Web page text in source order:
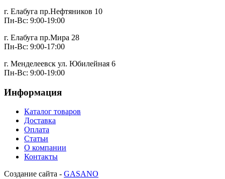
г. Елабуга пр.Нефтяников 10
Пн-Вс: 9:00-19:00
г. Елабуга пр.Мира 28
Пн-Вс: 9:00-17:00
г. Менделеевск ул. Юбилейная 6
Пн-Вс: 9:00-19:00
Информация
Каталог товаров
Доставка
Оплата
Статьи
О компании
Контакты
Создание сайта - GASANO